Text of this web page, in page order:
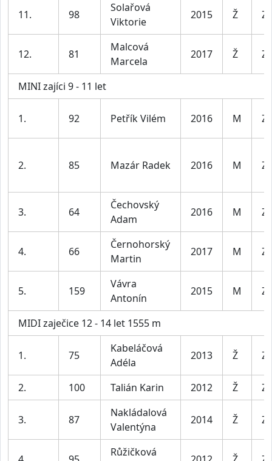
11. 98
Solařová
Viktorie
2015 Ž
12. 81
Malcová
Marcela
2017 Ž
MINI zajíci 9 - 11 let
1. 92 Petřík Vilém 2016 M
2. 85 Mazár Radek 2016 M
3. 64
Čechovský
Adam
2016 M
4. 66
Černohorský
Martin
2017 M
5. 159
Vávra
Antonín
2015 M
MIDI zaječice 12 - 14 let 1555 m
1. 75
Kabeláčová
Adéla
2013 Ž
2. 100 Talián Karin 2012 Ž
3. 87
Nakládalová
Valentýna
2014 Ž
Růžičková